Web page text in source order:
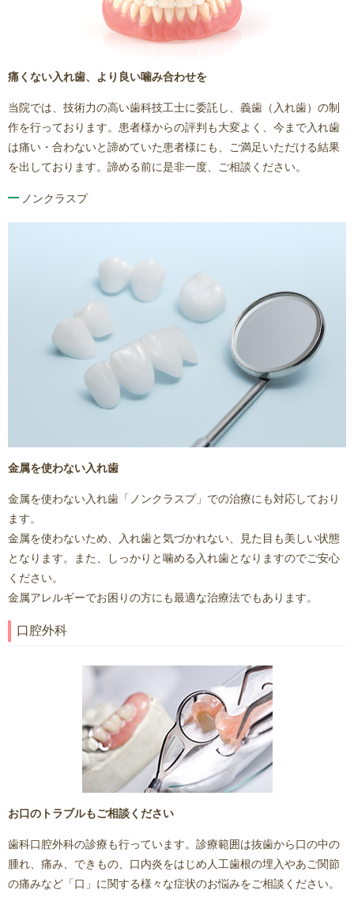
痛くない入れ歯、より良い噛み合わせを
当院では、技術力の高い歯科技工士に委託し、義歯（入れ歯）の制
作を行っております。患者様からの評判も大変よく、今まで入れ歯
は痛い・合わないと諦めていた患者様にも、ご満足いただける結果
を出しております。諦める前に是非一度、ご相談ください。
ノンクラスプ
金属を使わない入れ歯
金属を使わない入れ歯「ノンクラスプ」での治療にも対応しており
ます。
金属を使わないため、入れ歯と気づかれない、見た目も美しい状態
となります。また、しっかりと噛める入れ歯となりますのでご安心
ください。
金属アレルギーでお困りの方にも最適な治療法でもあります。
口腔外科
お口のトラブルもご相談ください
歯科口腔外科の診療も行っています。診療範囲は抜歯から口の中の
腫れ、痛み、できもの、口内炎をはじめ人工歯根の埋入やあご関節
の痛みなど「口」に関する様々な症状のお悩みをご相談ください。